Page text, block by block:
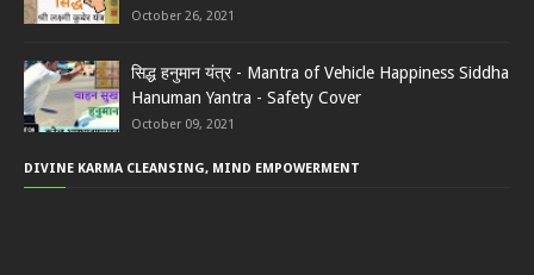
October 26, 2021
सिद्ध हनुमान यंत्र - Mantra of Vehicle Happiness Siddha
Hanuman Yantra - Safety Cover
October 09, 2021
DIVINE KARMA CLEANSING, MIND EMPOWERMENT